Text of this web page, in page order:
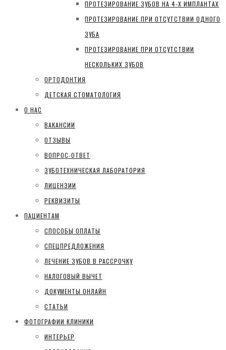
ПРОТЕЗИРОВАНИЕ ЗУБОВ НА 4-Х ИМПЛАНТАХ
ПРОТЕЗИРОВАНИЕ ПРИ ОТСУТСТВИИ ОДНОГО
ЗУБА
ПРОТЕЗИРОВАНИЕ ПРИ ОТСУТСТВИИ
НЕСКОЛЬКИХ ЗУБОВ
ОРТОДОНТИЯ
ДЕТСКАЯ СТОМАТОЛОГИЯ
О НАС
ВАКАНСИИ
ОТЗЫВЫ
ВОПРОС-ОТВЕТ
ЗУБОТЕХНИЧЕСКАЯ ЛАБОРАТОРИЯ
ЛИЦЕНЗИИ
РЕКВИЗИТЫ
ПАЦИЕНТАМ
СПОСОБЫ ОПЛАТЫ
СПЕЦПРЕДЛОЖЕНИЯ
ЛЕЧЕНИЕ ЗУБОВ В РАССРОЧКУ
НАЛОГОВЫЙ ВЫЧЕТ
ДОКУМЕНТЫ ОНЛАЙН
СТАТЬИ
ФОТОГРАФИИ КЛИНИКИ
ИНТЕРЬЕР